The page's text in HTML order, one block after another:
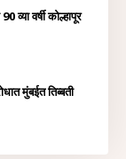
व्या वर्षी कोल्हापूर
मुंबईत तिब्बती